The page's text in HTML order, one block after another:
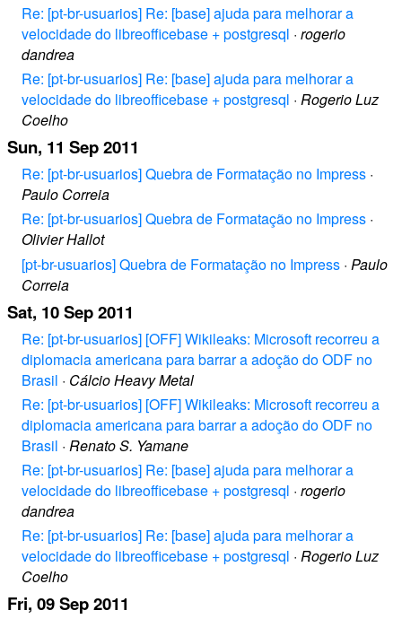
Re: [pt-br-usuarios] Re: [base] ajuda para melhorar a
velocidade do libreofficebase + postgresql · rogerio
dandrea
Re: [pt-br-usuarios] Re: [base] ajuda para melhorar a
velocidade do libreofficebase + postgresql · Rogerio Luz
Coelho
Sun, 11 Sep 2011
Re: [pt-br-usuarios] Quebra de Formatação no Impress ·
Paulo Correia
Re: [pt-br-usuarios] Quebra de Formatação no Impress ·
Olivier Hallot
[pt-br-usuarios] Quebra de Formatação no Impress · Paulo
Correia
Sat, 10 Sep 2011
Re: [pt-br-usuarios] [OFF] Wikileaks: Microsoft recorreu a
diplomacia americana para barrar a adoção do ODF no
Brasil · Cálcio Heavy Metal
Re: [pt-br-usuarios] [OFF] Wikileaks: Microsoft recorreu a
diplomacia americana para barrar a adoção do ODF no
Brasil · Renato S. Yamane
Re: [pt-br-usuarios] Re: [base] ajuda para melhorar a
velocidade do libreofficebase + postgresql · rogerio
dandrea
Re: [pt-br-usuarios] Re: [base] ajuda para melhorar a
velocidade do libreofficebase + postgresql · Rogerio Luz
Coelho
Fri, 09 Sep 2011